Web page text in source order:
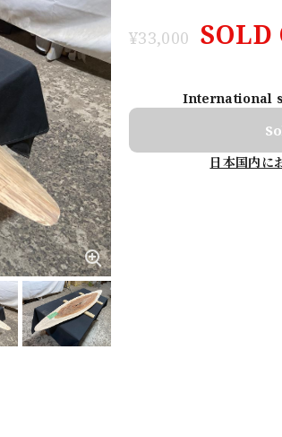
¥33,000 SOLD
International
日本国内に